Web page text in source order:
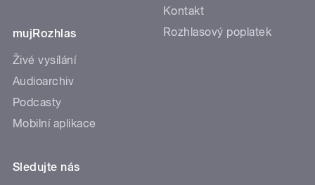
mujRozhlas
Živé vysílání
Audioarchiv
Podcasty
Mobilní aplikace
Kontakt
Rozhlasový poplatek
Sledujte nás